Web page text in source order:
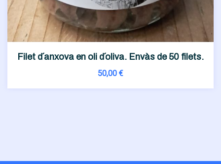
Filet d´anxova en oli d´oliva. Envàs de 50 filets.
50,00 €